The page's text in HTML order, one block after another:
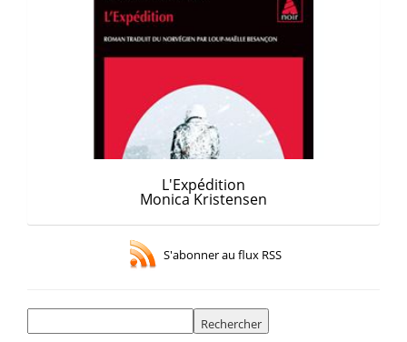
L'Expédition
Monica Kristensen
S'abonner au flux RSS
Rechercher :